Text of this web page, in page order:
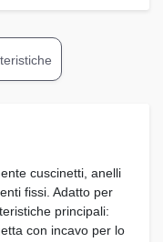
cuscinetti, anelli
fissi. Adatto per
principali:
con incavo per lo